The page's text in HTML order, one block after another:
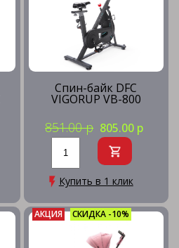
Спин-байк DFC
VIGORUP VB-800
851.00 р 805.00 р
Купить в 1 клик
АКЦИЯ СКИДКА -10%